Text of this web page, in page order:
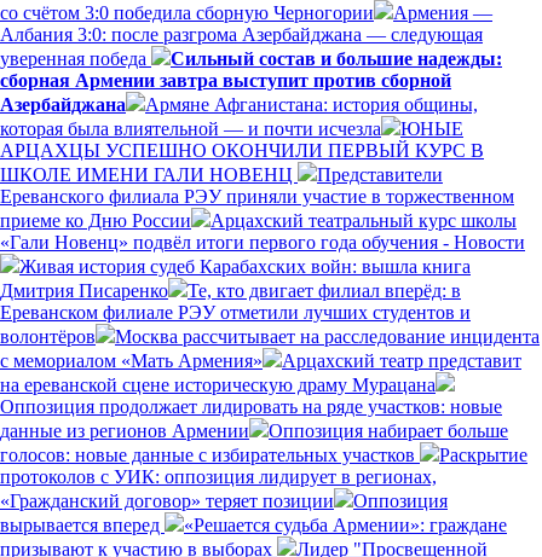
со счётом 3:0 победила сборную Черногории
Армения —
Албания 3:0: после разгрома Азербайджана — следующая
уверенная победа
Сильный состав и большие надежды:
сборная Армении завтра выступит против сборной
Азербайджана
Армяне Афганистана: история общины,
которая была влиятельной — и почти исчезла
ЮНЫЕ
АРЦАХЦЫ УСПЕШНО ОКОНЧИЛИ ПЕРВЫЙ КУРС В
ШКОЛЕ ИМЕНИ ГАЛИ НОВЕНЦ
Представители
Ереванского филиала РЭУ приняли участие в торжественном
приеме ко Дню России
Арцахский театральный курс школы
«Гали Новенц» подвёл итоги первого года обучения - Новости
Живая история судеб Карабахских войн: вышла книга
Дмитрия Писаренко
Те, кто двигает филиал вперёд: в
Ереванском филиале РЭУ отметили лучших студентов и
волонтёров
Москва рассчитывает на расследование инцидента
с мемориалом «Мать Армения»
Арцахский театр представит
на ереванской сцене историческую драму Мурацана
Оппозиция продолжает лидировать на ряде участков: новые
данные из регионов Армении
Оппозиция набирает больше
голосов: новые данные с избирательных участков
Раскрытие
протоколов с УИК: оппозиция лидирует в регионах,
«Гражданский договор» теряет позиции
Оппозиция
вырывается вперед
«Решается судьба Армении»: граждане
призывают к участию в выборах
Лидер "Просвещенной